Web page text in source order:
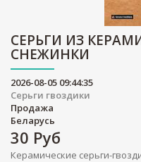
СЕРЬГИ ИЗ
СНЕЖИНКИ
2026-08-05 09:44:35
Серьги гвоздики
Продажа
Беларусь
30 Руб
Керамические серьги-